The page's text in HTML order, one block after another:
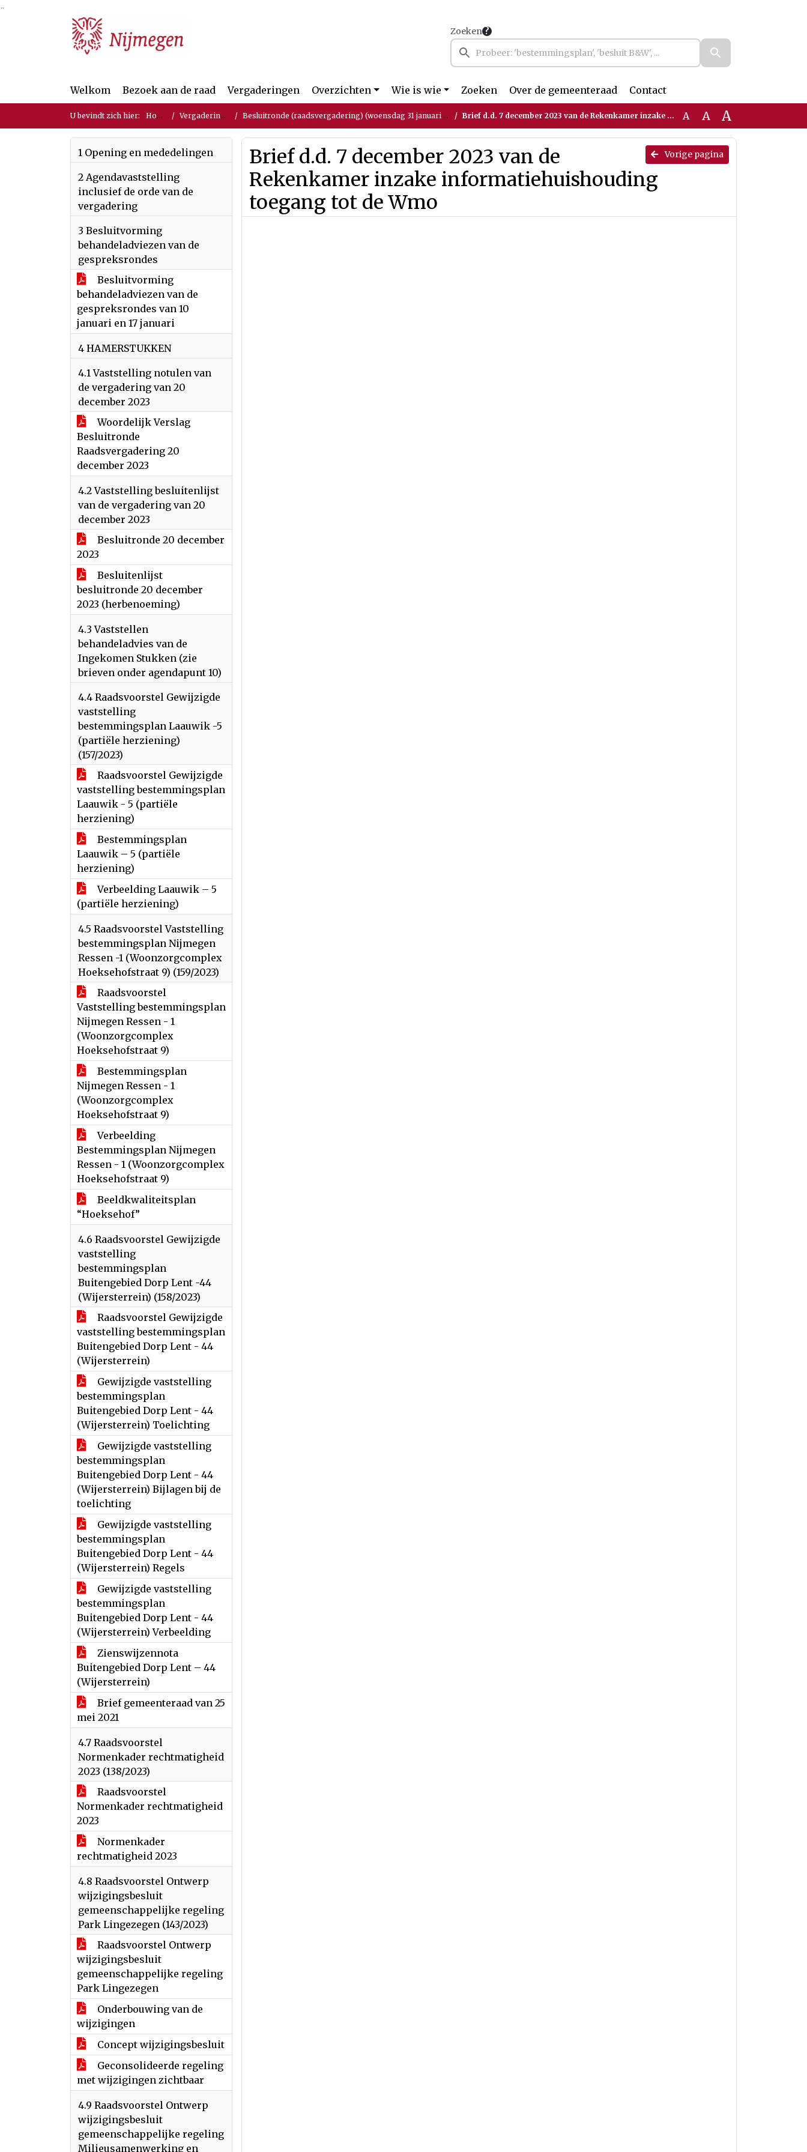
Ga naar de inhoud van deze pagina
Ga naar het zoeken
Ga naar het menu
Zoeken
Welkom Bezoek aan de raad Vergaderingen Overzichten Wie is wie Zoeken Over de gemeenteraad Contact
U bevindt zich hier: Home Vergaderingen Besluitronde (raadsvergadering) (woensdag 31 januari 2024) Brief d.d. 7 december 2023 van de Rekenkamer inzake informatiehuishouding toegang tot de Wmo A A A
1 Opening en mededelingen
2 Agendavaststelling
inclusief de orde van de
vergadering
3 Besluitvorming
behandeladviezen van de
gespreksrondes
Besluitvorming
behandeladviezen van de
gespreksrondes van 10
januari en 17 januari
4 HAMERSTUKKEN
4.1 Vaststelling notulen van
de vergadering van 20
december 2023
Woordelijk Verslag
Besluitronde
Raadsvergadering 20
december 2023
4.2 Vaststelling besluitenlijst
van de vergadering van 20
december 2023
Besluitronde 20 december
2023
Besluitenlijst
besluitronde 20 december
2023 (herbenoeming)
4.3 Vaststellen
behandeladvies van de
Ingekomen Stukken (zie
brieven onder agendapunt 10)
4.4 Raadsvoorstel Gewijzigde
vaststelling
bestemmingsplan Laauwik -5
(partiële herziening)
(157/2023)
Raadsvoorstel Gewijzigde
vaststelling bestemmingsplan
Laauwik - 5 (partiële
herziening)
Bestemmingsplan
Laauwik – 5 (partiële
herziening)
Verbeelding Laauwik – 5
(partiële herziening)
4.5 Raadsvoorstel Vaststelling
bestemmingsplan Nijmegen
Ressen -1 (Woonzorgcomplex
Hoeksehofstraat 9) (159/2023)
Raadsvoorstel
Vaststelling bestemmingsplan
Nijmegen Ressen - 1
(Woonzorgcomplex
Hoeksehofstraat 9)
Bestemmingsplan
Nijmegen Ressen - 1
(Woonzorgcomplex
Hoeksehofstraat 9)
Verbeelding
Bestemmingsplan Nijmegen
Ressen - 1 (Woonzorgcomplex
Hoeksehofstraat 9)
Beeldkwaliteitsplan
“Hoeksehof”
4.6 Raadsvoorstel Gewijzigde
vaststelling
bestemmingsplan
Buitengebied Dorp Lent -44
(Wijersterrein) (158/2023)
Raadsvoorstel Gewijzigde
vaststelling bestemmingsplan
Buitengebied Dorp Lent - 44
(Wijersterrein)
Gewijzigde vaststelling
bestemmingsplan
Buitengebied Dorp Lent - 44
(Wijersterrein) Toelichting
Gewijzigde vaststelling
bestemmingsplan
Buitengebied Dorp Lent - 44
(Wijersterrein) Bijlagen bij de
toelichting
Gewijzigde vaststelling
bestemmingsplan
Buitengebied Dorp Lent - 44
(Wijersterrein) Regels
Gewijzigde vaststelling
bestemmingsplan
Buitengebied Dorp Lent - 44
(Wijersterrein) Verbeelding
Zienswijzennota
Buitengebied Dorp Lent – 44
(Wijersterrein)
Brief gemeenteraad van 25
mei 2021
4.7 Raadsvoorstel
Normenkader rechtmatigheid
2023 (138/2023)
Raadsvoorstel
Normenkader rechtmatigheid
2023
Normenkader
rechtmatigheid 2023
4.8 Raadsvoorstel Ontwerp
wijzigingsbesluit
gemeenschappelijke regeling
Park Lingezegen (143/2023)
Raadsvoorstel Ontwerp
wijzigingsbesluit
gemeenschappelijke regeling
Park Lingezegen
Onderbouwing van de
wijzigingen
Concept wijzigingsbesluit
Geconsolideerde regeling
met wijzigingen zichtbaar
4.9 Raadsvoorstel Ontwerp
wijzigingsbesluit
gemeenschappelijke regeling
Milieusamenwerking en
Vorige pagina
Brief d.d. 7 december 2023 van de
Rekenkamer inzake informatiehuishouding
toegang tot de Wmo